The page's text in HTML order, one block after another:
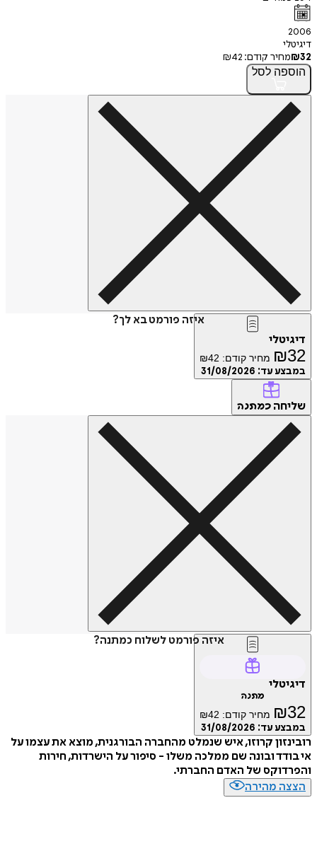
2006
דיגיטלי
₪32 מחיר קודם: ₪42
הוספה לסל
איזה פורמט בא לך?
דיגיטלי
₪32 מחיר קודם: ₪42
במבצע עד: 31/08/2026
שליחה כמתנה
איזה פורמט לשלוח כמתנה?
דיגיטלי
מתנה
₪32 מחיר קודם: ₪42
במבצע עד: 31/08/2026
רובינזון קרוזו, איש שנמלט מהחברה הבורגנית, מוצא את עצמו על
אי בודד ובונה שם ממלכה משלו - סיפור על הישרדות, חירות
והפרדוקס של האדם החברתי.
הצצה מהירה